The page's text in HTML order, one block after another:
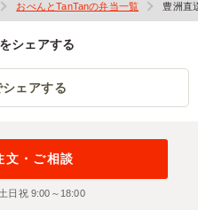
おべんとTanTanの弁当一覧 豊洲直
シェアする
シェアする
文・ご相談
日祝 9:00～18:00